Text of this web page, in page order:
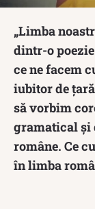
„Limba
dintr-o
ce ne facem
iubitor de
să vorbim
gramatical și
române. Ce
în limba